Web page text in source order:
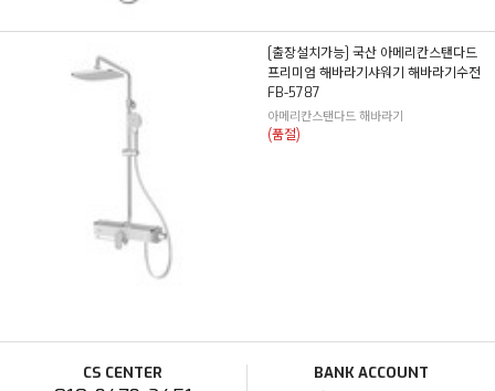
[출장설치가능] 국산 아메리칸스탠다드
프리미엄 해바라기샤워기 해바라기수전
FB-5787
아메리칸스탠다드 해바라기
(품절)
CS CENTER BANK ACCOUNT